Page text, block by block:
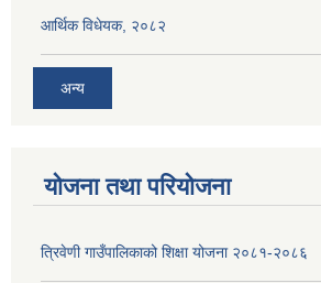
आर्थिक विधेयक, २०८२
अन्य
योजना तथा परियोजना
त्रिवेणी गाउँपालिकाको शिक्षा योजना २०८१-२०८६